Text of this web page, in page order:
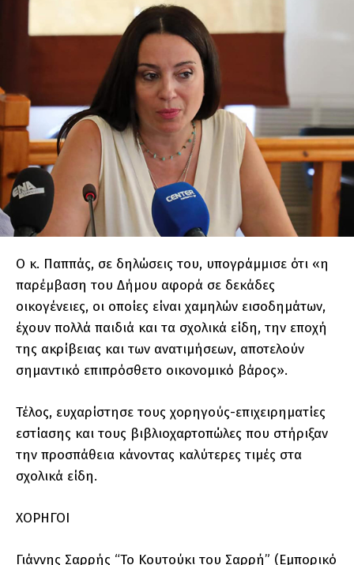
Ο κ. Παππάς, σε δηλώσεις του, υπογράμμισε ότι «η
παρέμβαση του Δήμου αφορά σε δεκάδες
οικογένειες, οι οποίες είναι χαμηλών εισοδημάτων,
έχουν πολλά παιδιά και τα σχολικά είδη, την εποχή
της ακρίβειας και των ανατιμήσεων, αποτελούν
σημαντικό επιπρόσθετο οικονομικό βάρος».
Τέλος, ευχαρίστησε τους χορηγούς-επιχειρηματίες
εστίασης και τους βιβλιοχαρτοπώλες που στήριξαν
την προσπάθεια κάνοντας καλύτερες τιμές στα
σχολικά είδη.
ΧΟΡΗΓΟΙ
Γιάννης Σαρρής “Το Κουτούκι του Σαρρή” (Εμπορικό